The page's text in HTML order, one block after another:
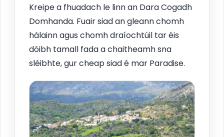
Kreipe a fhuadach le linn an Dara Cogadh
Domhanda. Fuair siad an gleann chomh
hálainn agus chomh draíochtúil tar éis
dóibh tamall fada a chaitheamh sna
sléibhte, gur cheap siad é mar Paradise.